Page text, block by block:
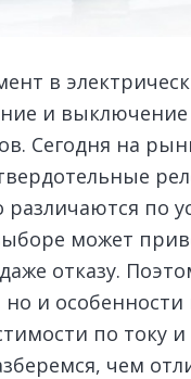
в
и выключение
Сегодня на
по
может
отказу.
и
по току
чем